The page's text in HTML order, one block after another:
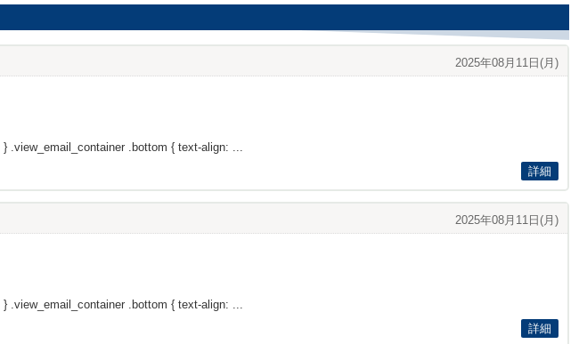
2025年08月11日(月)
.view_email_container .bottom { text-align: ...
詳細
2025年08月11日(月)
.view_email_container .bottom { text-align: ...
詳細